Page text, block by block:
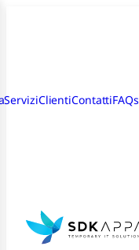
ServiziClientiContattiFAQs